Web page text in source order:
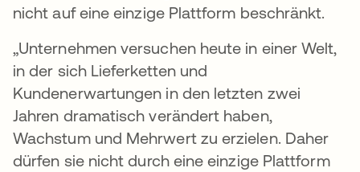
nicht auf eine einzige Plattform beschränkt.
„Unternehmen versuchen heute in einer Welt,
in der sich Lieferketten und
Kundenerwartungen in den letzten zwei
Jahren dramatisch verändert haben,
Wachstum und Mehrwert zu erzielen. Daher
dürfen sie nicht durch eine einzige Plattform